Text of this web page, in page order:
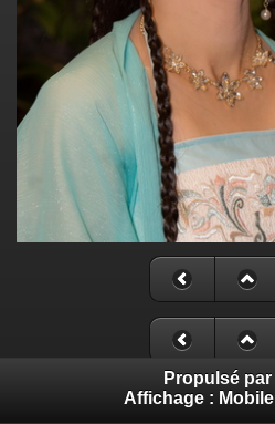
Propulsé par
Affichage : Mobile